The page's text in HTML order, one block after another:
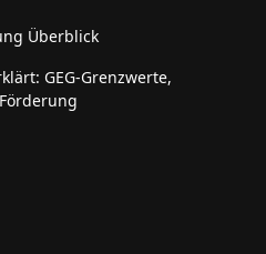
Überblick
GEG-Grenzwerte,